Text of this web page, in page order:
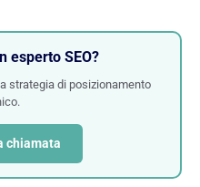
esperto SEO?
strategia di posizionamento
chiamata